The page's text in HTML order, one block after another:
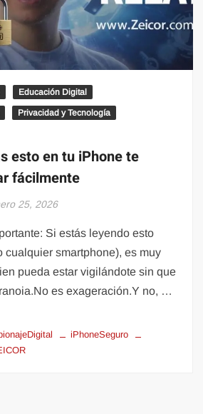
Educación Digital
Privacidad y Tecnología
esto en tu iPhone te
fácilmente
25, 2026
Si estás leyendo esto
cualquier smartphone), es muy
pueda estar vigilándote sin que
es exageración.Y no, …
iPhoneSeguro